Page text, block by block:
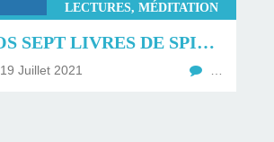
LECTURES, MÉDITATION
NOS SEPT LIVRES DE SPIRITUALITÉ À LIRE EN TEMPS DE CRISE - LE PÈLERIN.
19 Juillet 2021